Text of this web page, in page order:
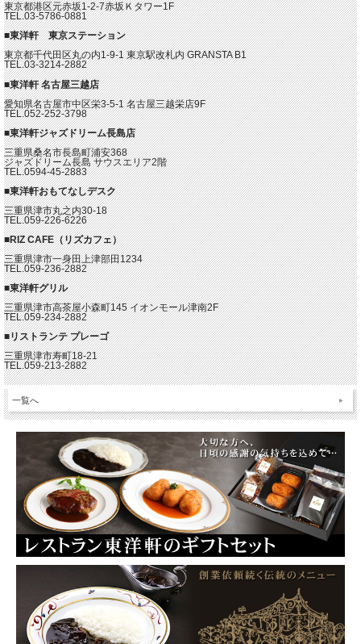
東京都港区元赤坂1-2-7赤坂Ｋタワー1F
TEL.03-5786-0881
■東洋軒 東京ステーション
東京都千代田区丸の内1-9-1 東京駅改札内 GRANSTA B1
TEL.03-3214-2882
■東洋軒 名古屋三越店
愛知県名古屋市中区栄3-5-1 名古屋三越栄店9F
TEL.052-252-3798
■東洋軒ジャズドリーム長島店
三重県桑名市長島町浦安368
ジャズドリーム長島 サウスエリア2階
TEL.0594-45-2883
■東洋軒おもてなしデスク
三重県津市丸之内30-18
TEL.059-226-6226
■RIZ CAFE（リズカフェ）
三重県津市一身田上津部田1234
TEL.059-236-2882
■東洋軒グリル
三重県津市高茶屋小森町145 イオンモール津南2F
TEL.059-234-2882
■リストランテ プレーゴ
三重県津市寿町18-21
TEL.059-213-2882
一覧へ